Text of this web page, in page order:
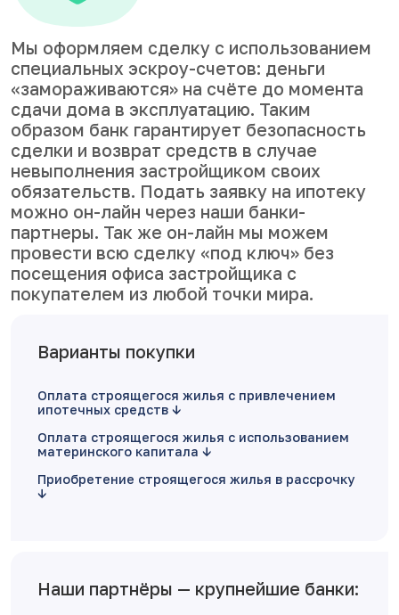
Мы оформляем сделку с использованием
специальных эскроу-счетов: деньги
«замораживаются» на счёте до момента
сдачи дома в эксплуатацию. Таким
образом банк гарантирует безопасность
сделки и возврат средств в случае
невыполнения застройщиком своих
обязательств. Подать заявку на ипотеку
можно он-лайн через наши банки-
партнеры. Так же он-лайн мы можем
провести всю сделку «под ключ» без
посещения офиса застройщика с
покупателем из любой точки мира.
Варианты покупки
Оплата строящегося жилья с привлечением
ипотечных средств
Оплата строящегося жилья с использованием
материнского капитала
Приобретение строящегося жилья в рассрочку
Наши партнёры — крупнейшие банки: